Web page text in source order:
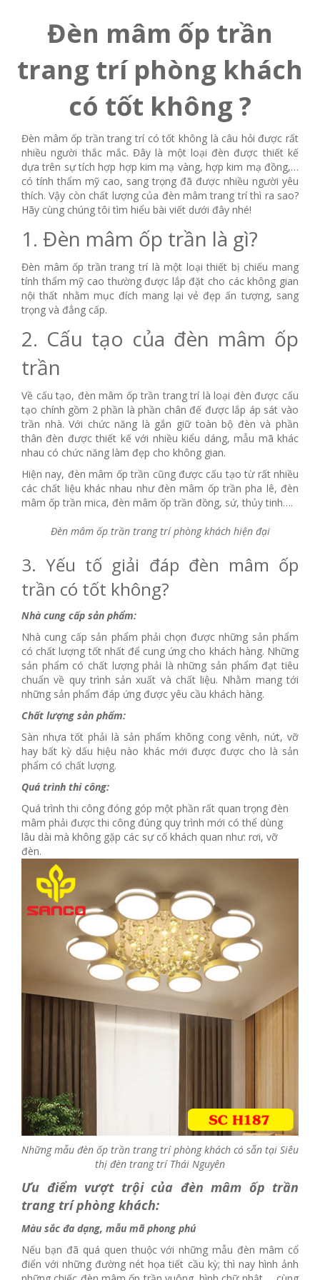
Đèn mâm ốp trần
trang trí phòng khách
có tốt không ?
Đèn mâm ốp trần trang trí có tốt không là câu hỏi được rất
nhiều người thắc mắc. Đây là một loại đèn được thiết kế
dựa trên sự tích hợp hợp kim mạ vàng, hợp kim mạ đồng,…
có tính thẩm mỹ cao, sang trọng đã được nhiều người yêu
thích. Vậy còn chất lượng của đèn mâm trang trí thì ra sao?
Hãy cùng chúng tôi tìm hiểu bài viết dưới đây nhé!
1. Đèn mâm ốp trần là gì?
Đèn mâm ốp trần trang trí là một loại thiết bị chiếu mang
tính thẩm mỹ cao thường được lắp đặt cho các không gian
nội thất nhằm mục đích mang lại vẻ đẹp ấn tượng, sang
trọng và đẳng cấp.
2. Cấu tạo của đèn mâm ốp
trần
Về cấu tạo, đèn mâm ốp trần trang trí là loại đèn được cấu
tạo chính gồm 2 phần là phần chân đế được lắp áp sát vào
trần nhà. Với chức năng là gắn giữ toàn bộ đèn và phần
thân đèn được thiết kế với nhiều kiểu dáng, mẫu mã khác
nhau có chức năng làm đẹp cho không gian.
Hiện nay, đèn mâm ốp trần cũng được cấu tạo từ rất nhiều
các chất liệu khác nhau như đèn mâm ốp trần pha lê, đèn
mâm ốp trần mica, đèn mâm ốp trần đồng, sứ, thủy tinh….
Đèn mâm ốp trần trang trí phòng khách hiện đại
3. Yếu tố giải đáp đèn mâm ốp
trần có tốt không?
Nhà cung cấp sản phẩm:
Nhà cung cấp sản phẩm phải chọn được những sản phẩm
có chất lượng tốt nhất để cung ứng cho khách hàng. Những
sản phẩm có chất lượng phải là những sản phẩm đạt tiêu
chuẩn về quy trình sản xuất và chất liệu. Nhằm mang tới
những sản phẩm đáp ứng được yêu cầu khách hàng.
Chất lượng sản phẩm:
Sàn nhựa tốt phải là sản phẩm không cong vênh, nứt, vỡ
hay bất kỳ dấu hiệu nào khác mới được được cho là sản
phẩm có chất lượng.
Quá trình thi công:
Quá trình thi công đóng góp một phần rất quan trọng đèn
mâm phải được thi công đúng quy trình mới có thể dùng
lâu dài mà không gặp các sự cố khách quan như: rơi, vỡ
đèn.
Những mẫu đèn ốp trần trang trí phòng khách có sẵn tại Siêu
thị đèn trang trí Thái Nguyên
Ưu điểm vượt trội của đèn mâm ốp trần
trang trí phòng khách:
Màu sắc đa dạng, mẫu mã phong phú
Nếu bạn đã quá quen thuộc với những mẫu đèn mâm cổ
điển với những đường nét họa tiết cầu kỳ; thì nay hình ảnh